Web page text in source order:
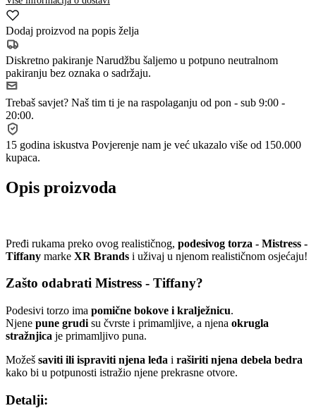
Dodaj proizvod na popis želja
Diskretno pakiranje Narudžbu šaljemo u potpuno neutralnom
pakiranju bez oznaka o sadržaju.
Trebaš savjet? Naš tim ti je na raspolaganju od pon - sub 9:00 -
20:00.
15 godina iskustva Povjerenje nam je već ukazalo više od 150.000
kupaca.
Opis proizvoda
Pređi rukama preko ovog realističnog, podesivog torza - Mistress -
Tiffany marke XR Brands i uživaj u njenom realističnom osjećaju!
Zašto odabrati Mistress - Tiffany?
Podesivi torzo ima pomične bokove i kralježnicu.
Njene pune grudi su čvrste i primamljive, a njena okrugla
stražnjica je primamljivo puna.
Možeš saviti ili ispraviti njena leđa i raširiti njena debela bedra
kako bi u potpunosti istražio njene prekrasne otvore.
Detalji: